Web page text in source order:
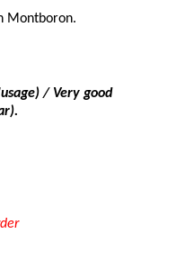
Montboron.
/ Very good